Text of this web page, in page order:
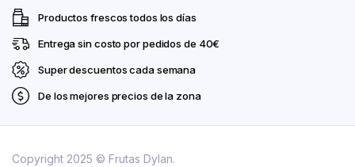
Productos frescos todos los días
Entrega sin costo por pedidos de 40€
Super descuentos cada semana
De los mejores precios de la zona
Copyright 2025 © Frutas Dylan.